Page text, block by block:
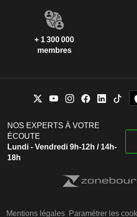
+ 1 300 000
membres
NOS EXPERTS À VOTRE
ÉCOUTE
Lundi - Vendredi 9h-12h / 14h-
18h
Mentions légales Paramétrer les